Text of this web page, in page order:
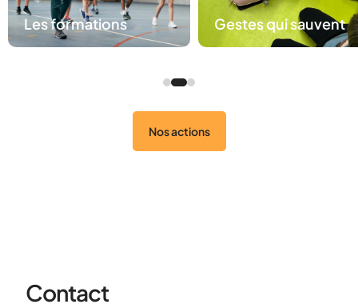
Les formations Gestes qui sauvent
Nos actions
Contact